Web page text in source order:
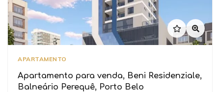
APARTAMENTO
Apartamento para venda, Beni Residenziale,
Balneário Perequê, Porto Belo